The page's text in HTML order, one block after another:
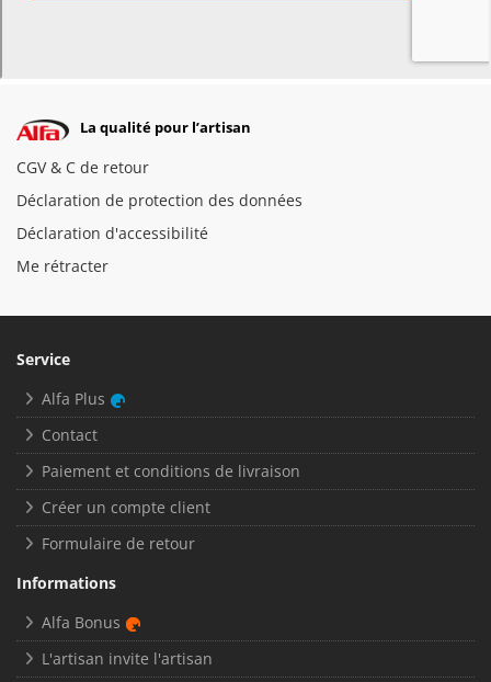
La qualité pour l’artisan
CGV & C de retour
Déclaration de protection des données
Déclaration d'accessibilité
Me rétracter
Service
Alfa Plus
Contact
Paiement et conditions de livraison
Créer un compte client
Formulaire de retour
Informations
Alfa Bonus
L'artisan invite l'artisan